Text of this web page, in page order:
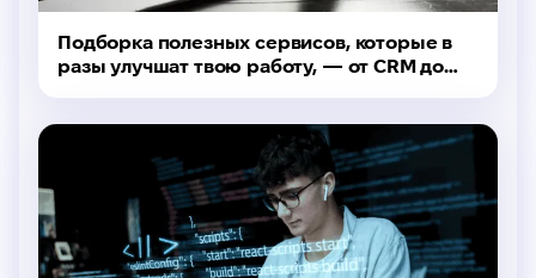
Подборка полезных сервисов, которые в
разы улучшат твою работу, — от CRM до